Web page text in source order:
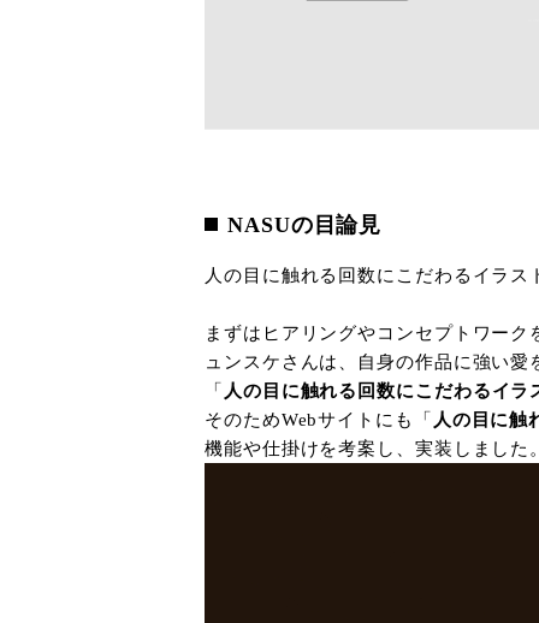
NASUの目論見
人の目に触れる回数にこだわるイラス
まずはヒアリングやコンセプトワー
ュンスケさんは、自身の作品に強い
「 人の目に触れる回数にこだわるイラ
そのためWebサイトにも「 人の目に触
機能や仕掛けを考案し、実装しました